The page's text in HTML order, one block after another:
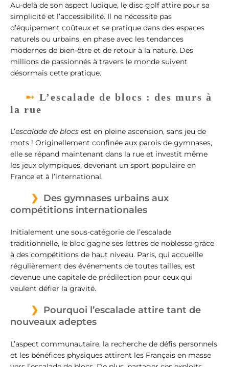
Au-delà de son aspect ludique, le disc golf attire pour sa
simplicité et l’accessibilité. Il ne nécessite pas
d’équipement coûteux et se pratique dans des espaces
naturels ou urbains, en phase avec les tendances
modernes de bien-être et de retour à la nature. Des
millions de passionnés à travers le monde suivent
désormais cette pratique.
L’escalade de blocs : des murs à
la rue
L’escalade de blocs est en pleine ascension, sans jeu de
mots ! Originellement confinée aux parois de gymnases,
elle se répand maintenant dans la rue et investit même
les jeux olympiques, devenant un sport populaire en
France et à l’international.
Des gymnases urbains aux
compétitions internationales
Initialement une sous-catégorie de l’escalade
traditionnelle, le bloc gagne ses lettres de noblesse grâce
à des compétitions de haut niveau. Paris, qui accueille
régulièrement des événements de toutes tailles, est
devenue une capitale de prédilection pour ceux qui
veulent défier la gravité.
Pourquoi l’escalade attire tant de
nouveaux adeptes
L’aspect communautaire, la recherche de défis personnels
et les bénéfices physiques attirent les Français en masse